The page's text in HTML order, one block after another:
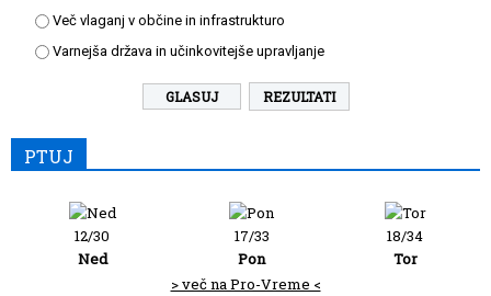
Več vlaganj v občine in infrastrukturo
Varnejša država in učinkovitejše upravljanje
REZULTATI
PTUJ
12/30
Ned
17/33
Pon
18/34
Tor
> več na Pro-Vreme <